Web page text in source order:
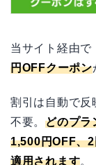
当サイト経由で
円OFFクーポン
割引は自動で反
不要。どのプラ
1,500円OFF、
適用されます。